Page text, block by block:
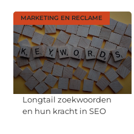
MARKETING EN RECLAME
Longtail zoekwoorden
en hun kracht in SEO